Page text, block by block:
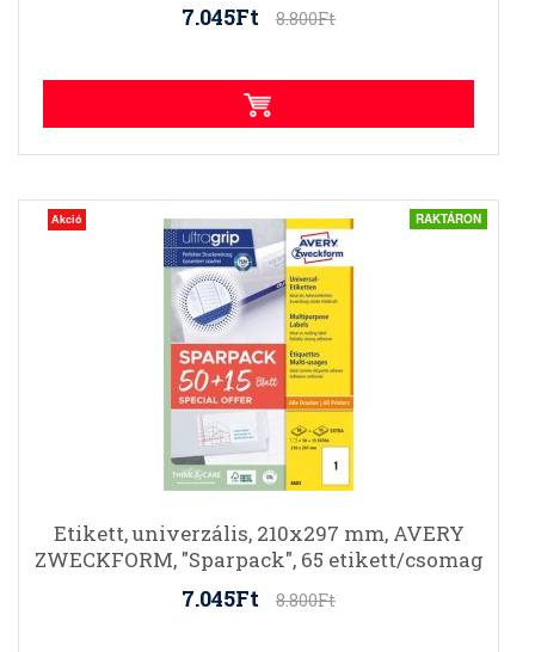
7.045Ft 8.800Ft
Akció RAKTÁRON
Etikett, univerzális, 210x297 mm, AVERY
ZWECKFORM, "Sparpack", 65 etikett/csomag
7.045Ft 8.800Ft